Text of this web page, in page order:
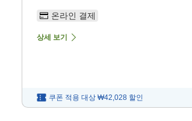
온라인 결제
상세 보기
쿠폰 적용 대상 ₩42,028 할인